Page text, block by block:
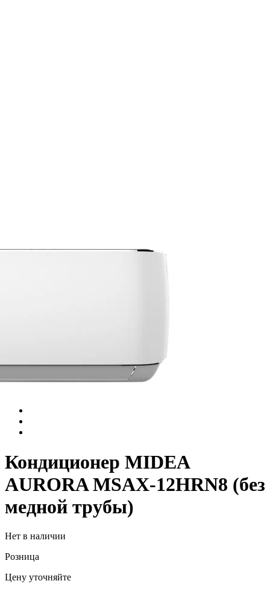
Кондиционер MIDEA
AURORA MSAX-12HRN8 (без
медной трубы)
Нет в наличии
Розница
Цену уточняйте